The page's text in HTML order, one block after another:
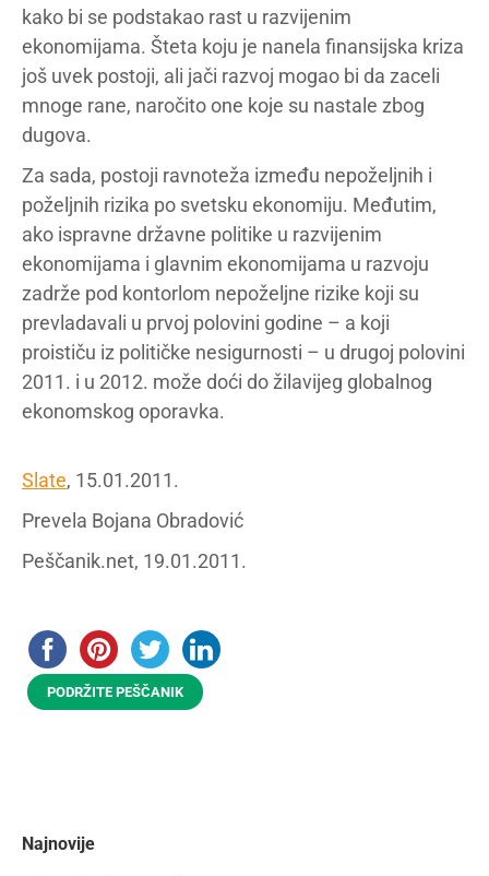
kako bi se podstakao rast u razvijenim
ekonomijama. Šteta koju je nanela finansijska kriza
još uvek postoji, ali jači razvoj mogao bi da zaceli
mnoge rane, naročito one koje su nastale zbog
dugova.
Za sada, postoji ravnoteža između nepoželjnih i
poželjnih rizika po svetsku ekonomiju. Međutim,
ako ispravne državne politike u razvijenim
ekonomijama i glavnim ekonomijama u razvoju
zadrže pod kontorlom nepoželjne rizike koji su
prevladavali u prvoj polovini godine – a koji
proističu iz političke nesigurnosti – u drugoj polovini
2011. i u 2012. može doći do žilavijeg globalnog
ekonomskog oporavka.
Slate, 15.01.2011.
Prevela Bojana Obradović
Peščanik.net, 19.01.2011.
PODRŽITE PEŠČANIK
Najnovije